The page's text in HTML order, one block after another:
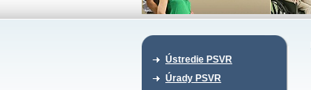
Ústredie PSVR
Úrady PSVR